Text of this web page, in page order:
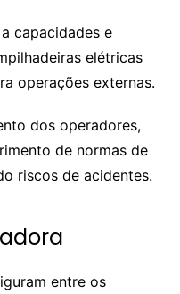
capacidades e
elétricas
operações externas.
dos operadores,
de normas de
riscos de acidentes.
entre os